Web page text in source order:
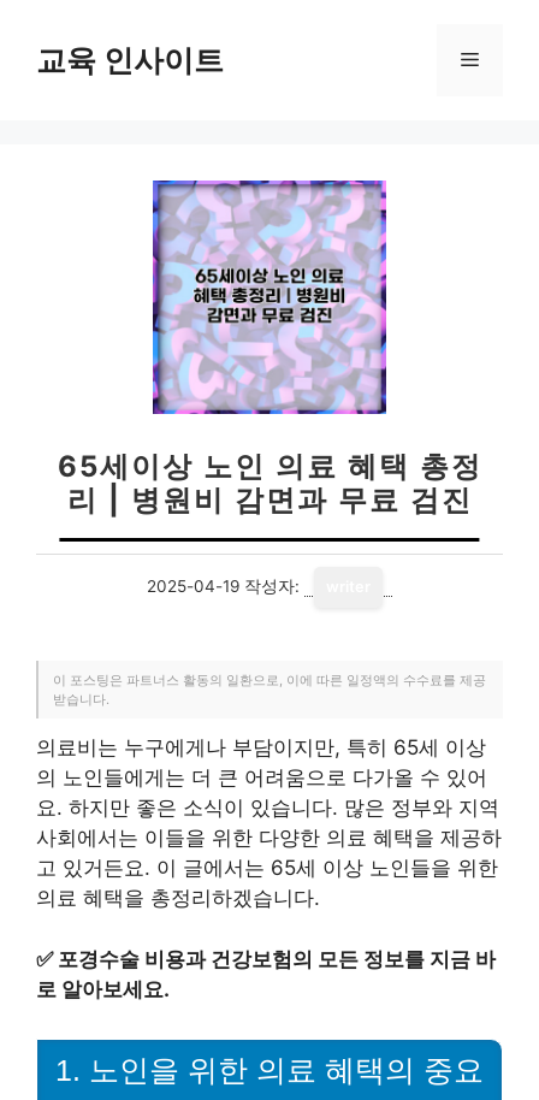
교육 인사이트 메
65세이상 노인 의료 혜택 총정
리 | 병원비 감면과 무료 검진
2025-04-19 작성자:
이 포스팅은 파트너스 활동의 일환으로, 이에 따른 일정액의 수수료를 제공
받습니다.
의료비는 누구에게나 부담이지만, 특히 65세 이상
의 노인들에게는 더 큰 어려움으로 다가올 수 있어
요. 하지만 좋은 소식이 있습니다. 많은 정부와 지역
사회에서는 이들을 위한 다양한 의료 혜택을 제공하
고 있거든요. 이 글에서는 65세 이상 노인들을 위한
의료 혜택을 총정리하겠습니다.
✅ 포경수술 비용과 건강보험의 모든 정보를 지금 바
로 알아보세요.
1. 노인을 위한 의료 혜택의 중요